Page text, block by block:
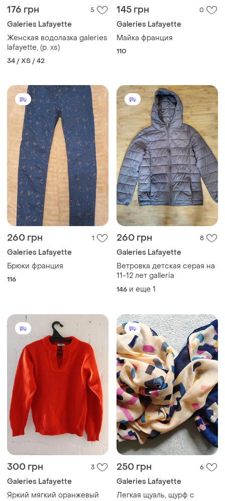
176 грн 5
Galeries Lafayette
Женская водолазка galeries
lafayette, (р. xs)
34 / XS / 42
145 грн 0
Galeries Lafayette
Майка франция
110
260 грн 1
Galeries Lafayette
Брюки франция
116
260 грн 8
Galeries Lafayette
Ветровка детская серая на
11-12 лет galleria
146 и еще 1
300 грн 3
Galeries Lafayette
Яркий мягкий оранжевый
250 грн 6
Galeries Lafayette
Легкая щуаль, щурф с